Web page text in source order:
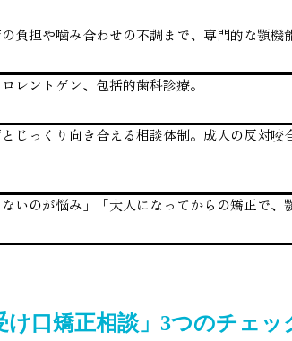
負担や噛み合わせの不調まで、専門的な顎機
レントゲン、包括的歯科診療。
じっくり向き合える相談体制。成人の反対
いのが悩み」「大人になってからの矯正で、
口矯正相談」3つのチェッ